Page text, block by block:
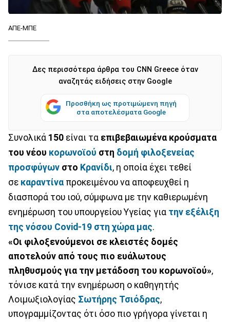
ΑΠΕ-ΜΠΕ
Δες περισσότερα άρθρα του CNN Greece όταν
αναζητάς ειδήσεις στην Google
Προσθήκη ως προτιμώμενη πηγή
στα αποτελέσματα Google
Συνολικά 150 είναι τα επιβεβαιωμένα κρούσματα
του νέου κορωνοϊού στη δομή φιλοξενείας
προσφύγων στο Κρανίδι, η οποία έχει τεθεί
σε καραντίνα προκειμένου να αποφευχθεί η
διασπορά του ιού, σύμφωνα με την καθιερωμένη
ενημέρωση του υπουργείου Υγείας για την εξέλιξη
της νόσου Covid-19 στη χώρα μας.
«Οι φιλοξενούμενοι σε κλειστές δομές
αποτελούν από τους πιο ευάλωτους
πληθυσμούς για την μετάδοση του κορωνοϊού»,
τόνισε κατά την ενημέρωση ο καθηγητής
Λοιμωξιολογίας Σωτήρης Τσιόδρας,
υπογραμμίζοντας ότι όσο πιο γρήγορα γίνεται η